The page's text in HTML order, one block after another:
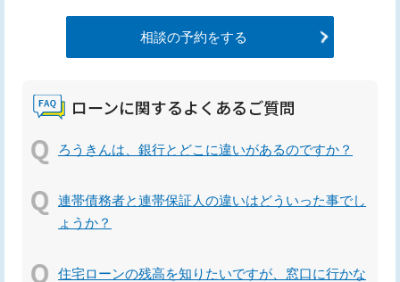
相談の予約をする
ローンに関するよくあるご質問
ろうきんは、銀行とどこに違いがあるのですか？
連帯債務者と連帯保証人の違いはどういった事でし
ょうか？
住宅ローンの残高を知りたいですが、窓口に行かな